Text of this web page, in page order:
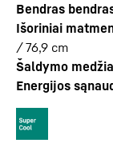
Bendras
Išoriniai
/ 76,9 cm
Šaldymo
Energijos